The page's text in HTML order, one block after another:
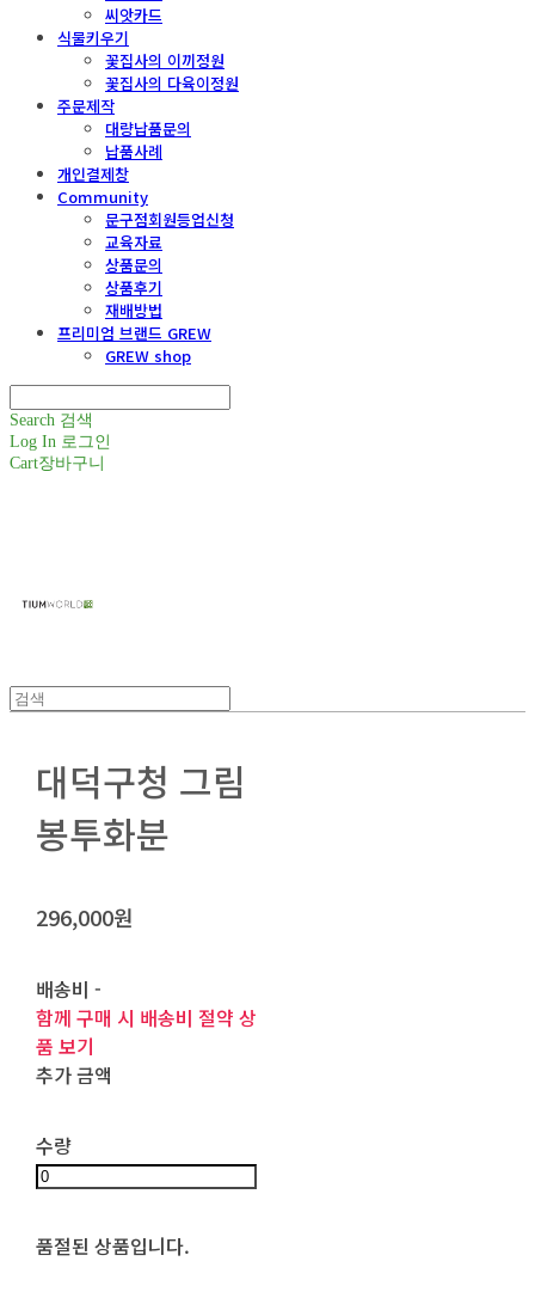
씨앗카드
식물키우기
꽃집사의 이끼정원
꽃집사의 다육이정원
주문제작
대량납품문의
납품사례
개인결제창
Community
문구점회원등업신청
교육자료
상품문의
상품후기
재배방법
프리미엄 브랜드 GREW
GREW shop
Search 검색
Log In 로그인
Cart장바구니
대덕구청 그림
봉투화분
296,000원
배송비 -
함께 구매 시 배송비 절약 상
품 보기
추가 금액
수량
품절된 상품입니다.